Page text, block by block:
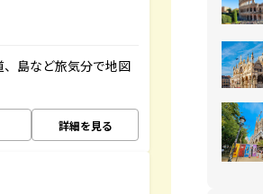
島など旅気分で地図
詳細を見る